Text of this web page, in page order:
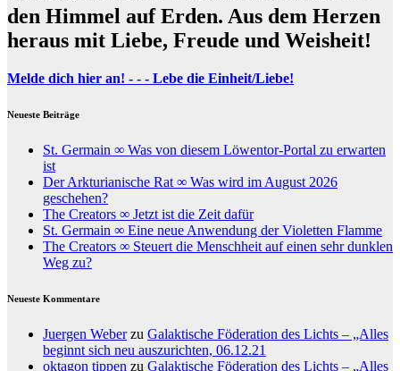
den Himmel auf Erden. Aus dem Herzen
heraus mit Liebe, Freude und Weisheit!
Melde dich hier an! - - - Lebe die Einheit/Liebe!
Neueste Beiträge
St. Germain ∞ Was von diesem Löwentor-Portal zu erwarten
ist
Der Arkturianische Rat ∞ Was wird im August 2026
geschehen?
The Creators ∞ Jetzt ist die Zeit dafür
St. Germain ∞ Eine neue Anwendung der Violetten Flamme
The Creators ∞ Steuert die Menschheit auf einen sehr dunklen
Weg zu?
Neueste Kommentare
Juergen Weberzu Galaktische Föderation des Lichts – „Alles
beginnt sich neu auszurichten, 06.12.21
oktagon tippen zu Galaktische Föderation des Lichts – „Alles